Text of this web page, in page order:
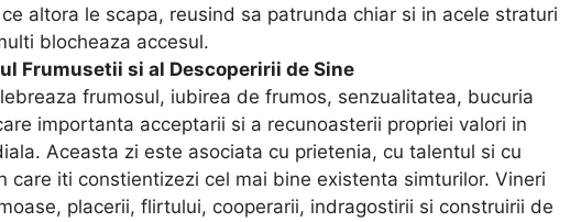
altora le scapa, reusind sa patrunda chiar si in acele straturi
blocheaza accesul.
Frumusetii si al Descoperirii de Sine
frumosul, iubirea de frumos, senzualitatea, bucuria
importanta acceptarii si a recunoasterii propriei valori in
Aceasta zi este asociata cu prietenia, cu talentul si cu
care iti constientizezi cel mai bine existenta simturilor. Vineri
placerii, flirtului, cooperarii, indragostirii si construirii de